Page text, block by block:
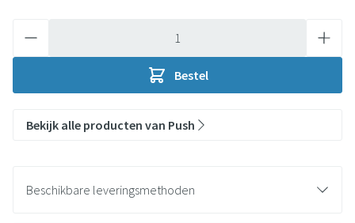
Bestel
Bekijk alle producten van Push
Beschikbare leveringsmethoden